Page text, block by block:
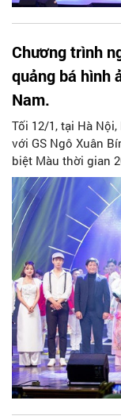
Chương trình
quảng bá hình
Nam.
Tối 12/1, tại Hà
với GS Ngô Xuân
biệt Màu thời gian
Chương trình đề
dân tộc, qua đó
Nam.